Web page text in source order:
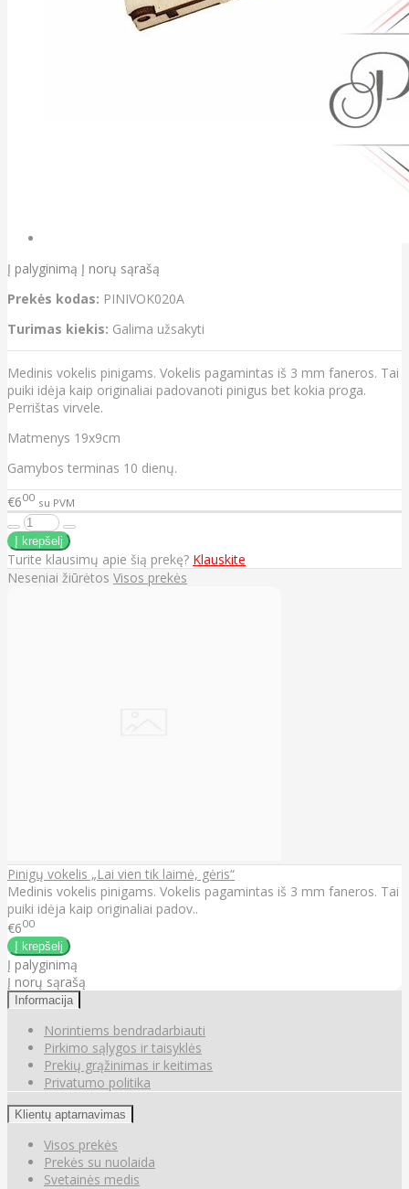
Į palyginimą Į norų sąrašą
Prekės kodas: PINIVOK020A
Turimas kiekis: Galima užsakyti
Medinis vokelis pinigams. Vokelis pagamintas iš 3 mm faneros. Tai
puiki idėja kaip originaliai padovanoti pinigus bet kokia proga.
Perrištas virvele.
Matmenys 19x9cm
Gamybos terminas 10 dienų.
€600 su PVM
Turite klausimų apie šią prekę? Klauskite
Neseniai žiūrėtos Visos prekės
Pinigų vokelis „Lai vien tik laimė, gėris“
Medinis vokelis pinigams. Vokelis pagamintas iš 3 mm faneros. Tai
puiki idėja kaip originaliai padov..
€600
Į palyginimą
Į norų sąrašą
Informacija
Norintiems bendradarbiauti
Pirkimo sąlygos ir taisyklės
Prekių grąžinimas ir keitimas
Privatumo politika
Klientų aptarnavimas
Visos prekės
Prekės su nuolaida
Svetainės medis